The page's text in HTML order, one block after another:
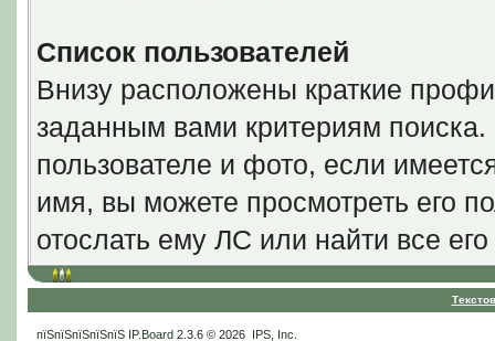
Список пользователей
Внизу расположены краткие
заданным вами критериям
пользователе и фото, если
имя, вы можете просмотреть его
отослать ему ЛС или найти все
пїЅпїЅпїЅпїЅпїЅ IP.Board2.3.6 © 2026 IPS, Inc